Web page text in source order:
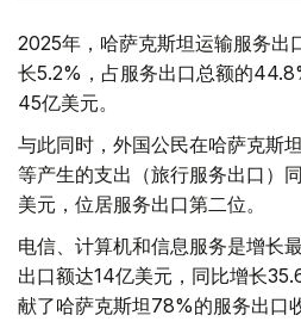
2025年，哈萨克斯坦运输服务出
长5.2%，占服务出口总额的
45亿美元。
与此同时，外国公民在哈萨克斯
等产生的支出（旅行服务出口）
美元，位居服务出口第二位。
电信、计算机和信息服务是增长
出口额达14亿美元，同比增长
献了哈萨克斯坦78%的服务出口